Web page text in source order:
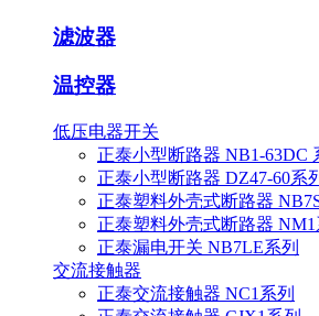
滤波器
温控器
低压电器开关
正泰小型断路器 NB1-63DC
正泰小型断路器 DZ47-60系
正泰塑料外壳式断路器
正泰塑料外壳式断路器 NM1
正泰漏电开关 NB7LE系列
交流接触器
正泰交流接触器 NC1系列